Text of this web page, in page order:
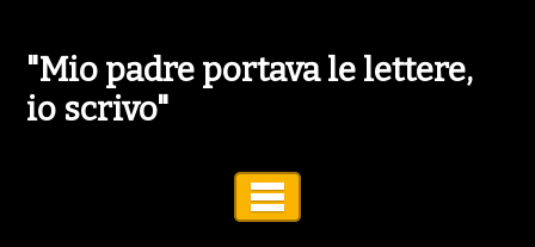
"Mio padre portava le lettere,
io scrivo"